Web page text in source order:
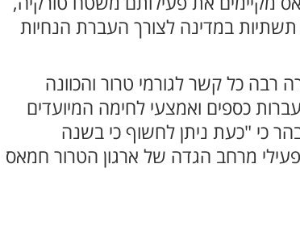
תשתיות במדינה לצורך העברת הנחיות
רבה כל קשר לגורמי טרור והכוונה
כספים ואמצעי לחימה המיועדים
כי "כעת ניתן לחשוף כי בשנה
פעילי מרחב הגדה של ארגון הטרור חמאס